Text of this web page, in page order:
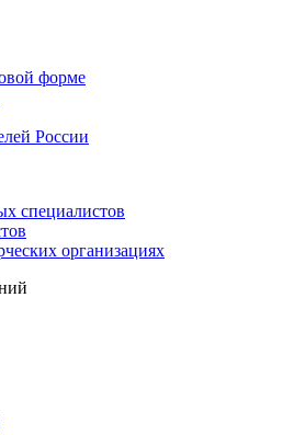
форме
России
специалистов
организациях